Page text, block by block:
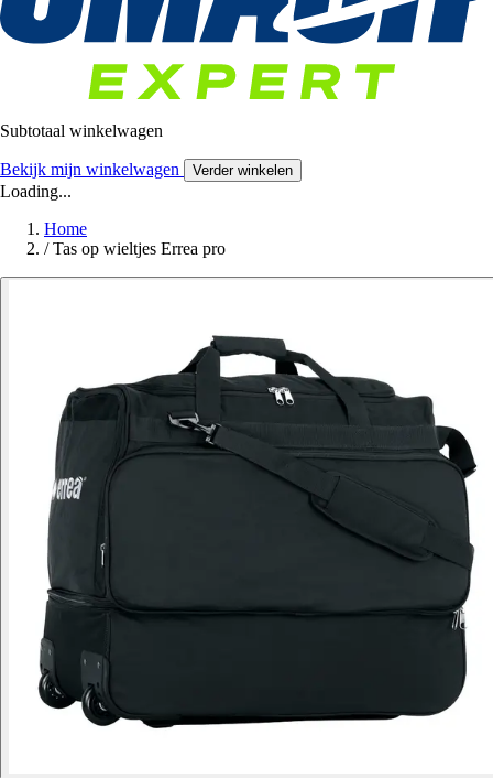
Subtotaal winkelwagen
Bekijk mijn winkelwagen Verder winkelen
Loading...
Home
/ Tas op wieltjes Errea pro